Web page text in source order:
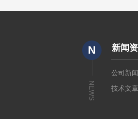
N
NEWS
新闻
公司新
技术文